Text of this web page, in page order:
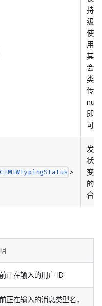
持超
级群
使
用，
其他
会话
类型
传
null
即
可。
>
发生
状态
变化
的集
合
正在输入的用户 ID
正在输入的消息类型名，